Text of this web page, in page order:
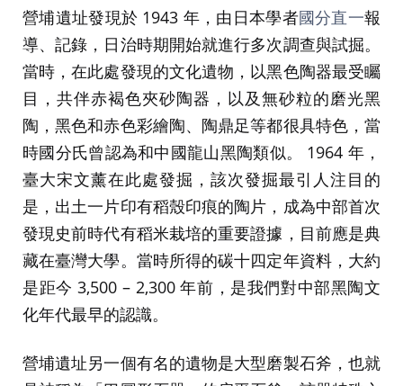
營埔遺址發現於 1943 年，由日本學者國分直一報
導、記錄，日治時期開始就進行多次調查與試掘。
當時，在此處發現的文化遺物，以黑色陶器最受矚
目，共伴赤褐色夾砂陶器，以及無砂粒的磨光黑
陶，黑色和赤色彩繪陶、陶鼎足等都很具特色，當
時國分氏曾認為和中國龍山黑陶類似。 1964 年，
臺大宋文薰在此處發掘，該次發掘最引人注目的
是，出土一片印有稻殼印痕的陶片，成為中部首次
發現史前時代有稻米栽培的重要證據，目前應是典
藏在臺灣大學。當時所得的碳十四定年資料，大約
是距今 3,500 – 2,300 年前，是我們對中部黑陶文
化年代最早的認識。
營埔遺址另一個有名的遺物是大型磨製石斧，也就